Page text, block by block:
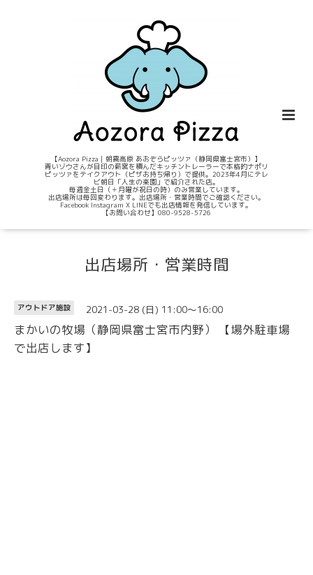
【Aozora Pizza｜朝霧高原 あおぞらピッツァ（静岡県富士宮市）】
青いゾウさんが目印の薪窯を積んだキッチントレーラーで本格的ナポリ
ピッツァをテイクアウト（ピザお持ち帰り）で提供。2023年4月にテレ
ビ朝日「人生の楽園」で紹介された店。
毎週金土日（＋月曜が祝日の時）のみ営業しています。
出店場所は毎回変わります。出店場所・営業時間でご確認ください。
Facebook Instagram X LINEでも出店情報を発信しています。
【お問い合わせ】080-9528-5726
出店場所・営業時間
アウトドア施設 2021-03-28 (日) 11:00～16:00
まかいの牧場（静岡県富士宮市内野） 【場外駐車場
で出店します】